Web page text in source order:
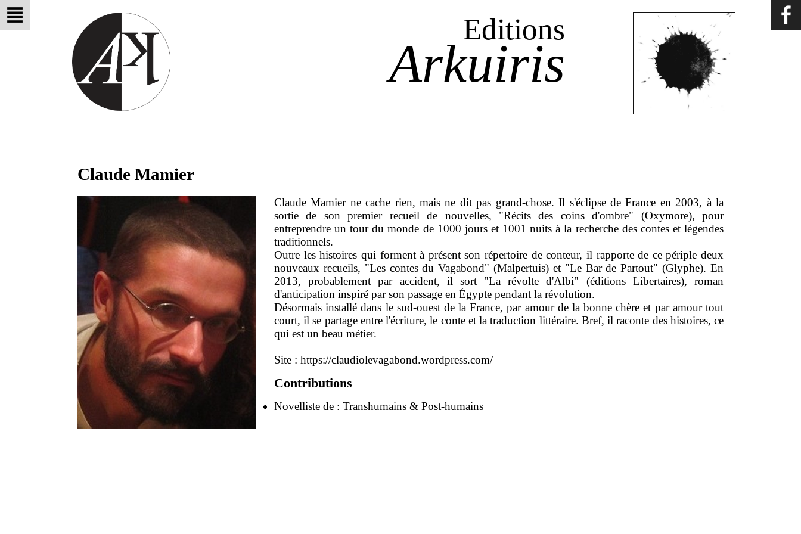
Editions
Arkuiris
Claude Mamier
Claude Mamier ne cache rien, mais ne dit pas grand-chose. Il s'éclipse de France en 2003, à la
sortie de son premier recueil de nouvelles, "Récits des coins d'ombre" (Oxymore), pour
entreprendre un tour du monde de 1000 jours et 1001 nuits à la recherche des contes et légendes
traditionnels.
Outre les histoires qui forment à présent son répertoire de conteur, il rapporte de ce périple deux
nouveaux recueils, "Les contes du Vagabond" (Malpertuis) et "Le Bar de Partout" (Glyphe). En
2013, probablement par accident, il sort "La révolte d'Albi" (éditions Libertaires), roman
d'anticipation inspiré par son passage en Égypte pendant la révolution.
Désormais installé dans le sud-ouest de la France, par amour de la bonne chère et par amour tout
court, il se partage entre l'écriture, le conte et la traduction littéraire. Bref, il raconte des histoires, ce
qui est un beau métier.
Site : https://claudiolevagabond.wordpress.com/
Contributions
Novelliste de : Transhumains & Post-humains